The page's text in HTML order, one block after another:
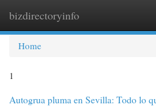
bizdirectoryinfo
Home
1
Autogrua pluma en Sevilla: Todo lo